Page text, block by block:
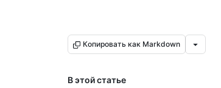
Копировать как Markdown
В этой статье